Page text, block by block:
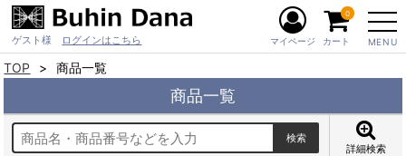
ゲスト様 ログインはこちら MENU
マイページ カート
0
TOP 商品一覧
商品一覧
詳細検索